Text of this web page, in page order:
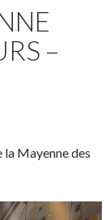
–
la Mayenne des